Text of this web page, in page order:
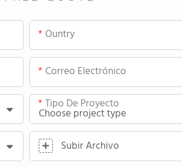
Ountry
Correo Electrónico
Tipo De Proyecto
Subir Archivo